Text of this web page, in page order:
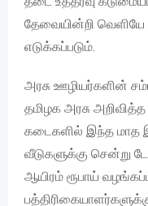
தேவையின்றி வெளியே
எடுக்கப்படும்.
அரசு ஊழியர்களின்
தமிழக அரசு
கடைகளில் இந்த மாத
வீடுகளுக்கு சென்று
ஆயிரம் ரூபாய்